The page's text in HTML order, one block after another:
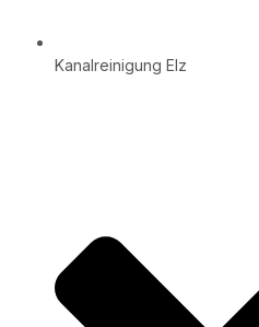
Kanalreinigung Elz